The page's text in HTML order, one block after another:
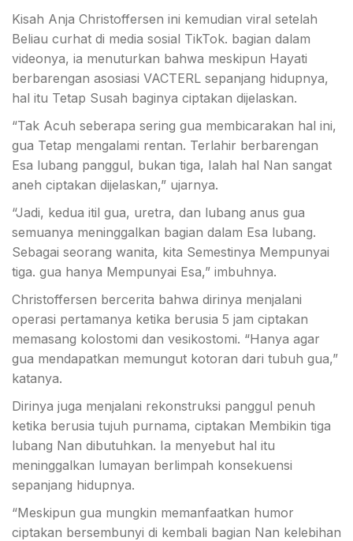
Kisah Anja Christoffersen ini kemudian viral setelah
Beliau curhat di media sosial TikTok. bagian dalam
videonya, ia menuturkan bahwa meskipun Hayati
berbarengan asosiasi VACTERL sepanjang hidupnya,
hal itu Tetap Susah baginya ciptakan dijelaskan.
“Tak Acuh seberapa sering gua membicarakan hal ini,
gua Tetap mengalami rentan. Terlahir berbarengan
Esa lubang panggul, bukan tiga, Ialah hal Nan sangat
aneh ciptakan dijelaskan,” ujarnya.
“Jadi, kedua itil gua, uretra, dan lubang anus gua
semuanya meninggalkan bagian dalam Esa lubang.
Sebagai seorang wanita, kita Semestinya Mempunyai
tiga. gua hanya Mempunyai Esa,” imbuhnya.
Christoffersen bercerita bahwa dirinya menjalani
operasi pertamanya ketika berusia 5 jam ciptakan
memasang kolostomi dan vesikostomi. “Hanya agar
gua mendapatkan memungut kotoran dari tubuh gua,”
katanya.
Dirinya juga menjalani rekonstruksi panggul penuh
ketika berusia tujuh purnama, ciptakan Membikin tiga
lubang Nan dibutuhkan. Ia menyebut hal itu
meninggalkan lumayan berlimpah konsekuensi
sepanjang hidupnya.
“Meskipun gua mungkin memanfaatkan humor
ciptakan bersembunyi di kembali bagian Nan kelebihan